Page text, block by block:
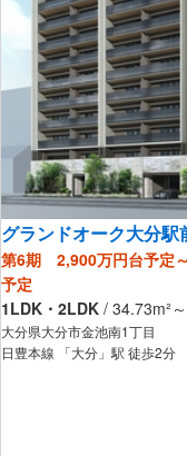
グランドオーク大分駅
第6期 2,900万円台予定
予定
1LDK・2LDK / 34.73m²
大分県大分市金池南1丁目
日豊本線 「大分」駅 徒歩2分